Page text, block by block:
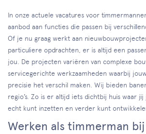
In onze actuele vacatures voor
aanbod aan functies die passen bij
Of je nu graag werkt aan
particuliere opdrachten, er is altijd een
jou. De projecten variëren van complexe
servicegerichte werkzaamheden waarbij
precisie het verschil maken. Wij bieden
regio’s. Zo is er altijd iets dichtbij huis waar
echt kunt inzetten en verder kunt
Werken als timmerman